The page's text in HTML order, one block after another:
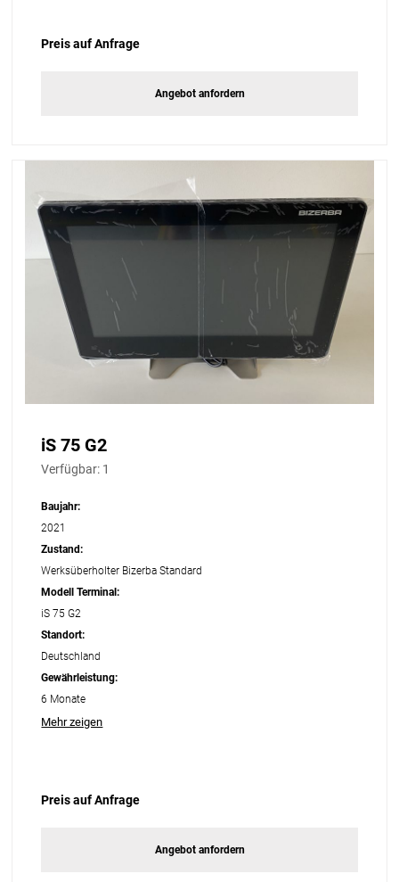
Preis auf Anfrage
Angebot anfordern
iS 75 G2
Verfügbar: 1
Baujahr:
2021
Zustand:
Werksüberholter Bizerba Standard
Modell Terminal:
iS 75 G2
Standort:
Deutschland
Gewährleistung:
6 Monate
Mehr zeigen
Preis auf Anfrage
Angebot anfordern